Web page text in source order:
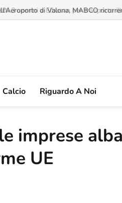
di Valona, MABCO
Calcio Riguardo A Noi
imprese
UE